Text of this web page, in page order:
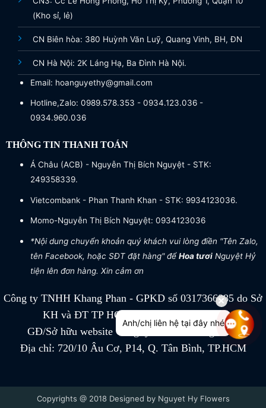
(Kho sỉ, lẻ)
CN Biên hòa: 380 Huỳnh Văn Luỹ, Quang Vinh, BH, ĐN
CN Hà Nội: 2K Láng Hạ, Ba Đình Hà Nội.
Email: hoanguyethy@gmail.com
Hotline,Zalo: 0989.578.353 - 0934.123.036 -
0934.960.036
THÔNG TIN THANH TOÁN
Á Châu (ACB) - Nguyễn Thị Bích Nguyệt - STK:
249358339.
Vietcombank - Phan Thanh Khan - STK: 9934123036.
Momo-Nguyễn Thị Bích Nguyệt: 0934123036
*Nội dung chuyển khoản quý khách vui lòng điền "Tên Zalo,
tên Facebook, hoặc SĐT đặt hàng" đểHoa tươiNguyệt Hỷ
tiện lên đơn hàng. Xin cảm ơn
Công ty TNHH Khang Phan - GPKD số 0317366885 do Sở
KH và ĐT TP HCM cấp ngày 04/07/2022
GĐ/Sở hữu website Công ty TNHH Khang Phan
Địa chỉ: 720/10 Âu Cơ, P14, Q. Tân Bình, TP.HCM
Copyrights @ 2018 Designed by Nguyet Hy Flowers
Anh/chị liên hệ tại đây nhé